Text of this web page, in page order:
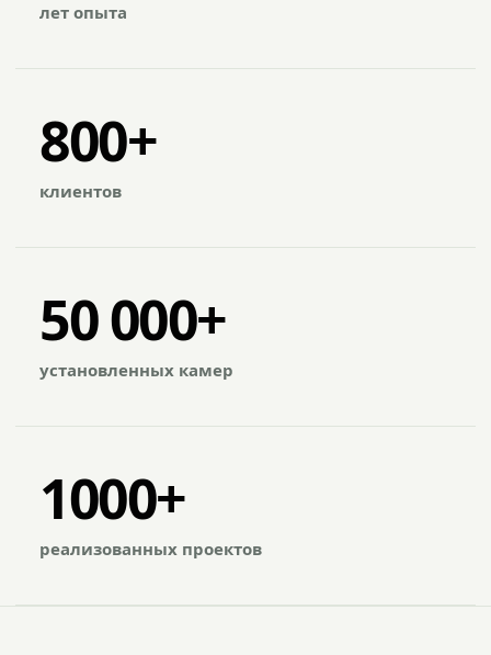
лет опыта
800+
клиентов
50 000+
установленных камер
1000+
реализованных проектов